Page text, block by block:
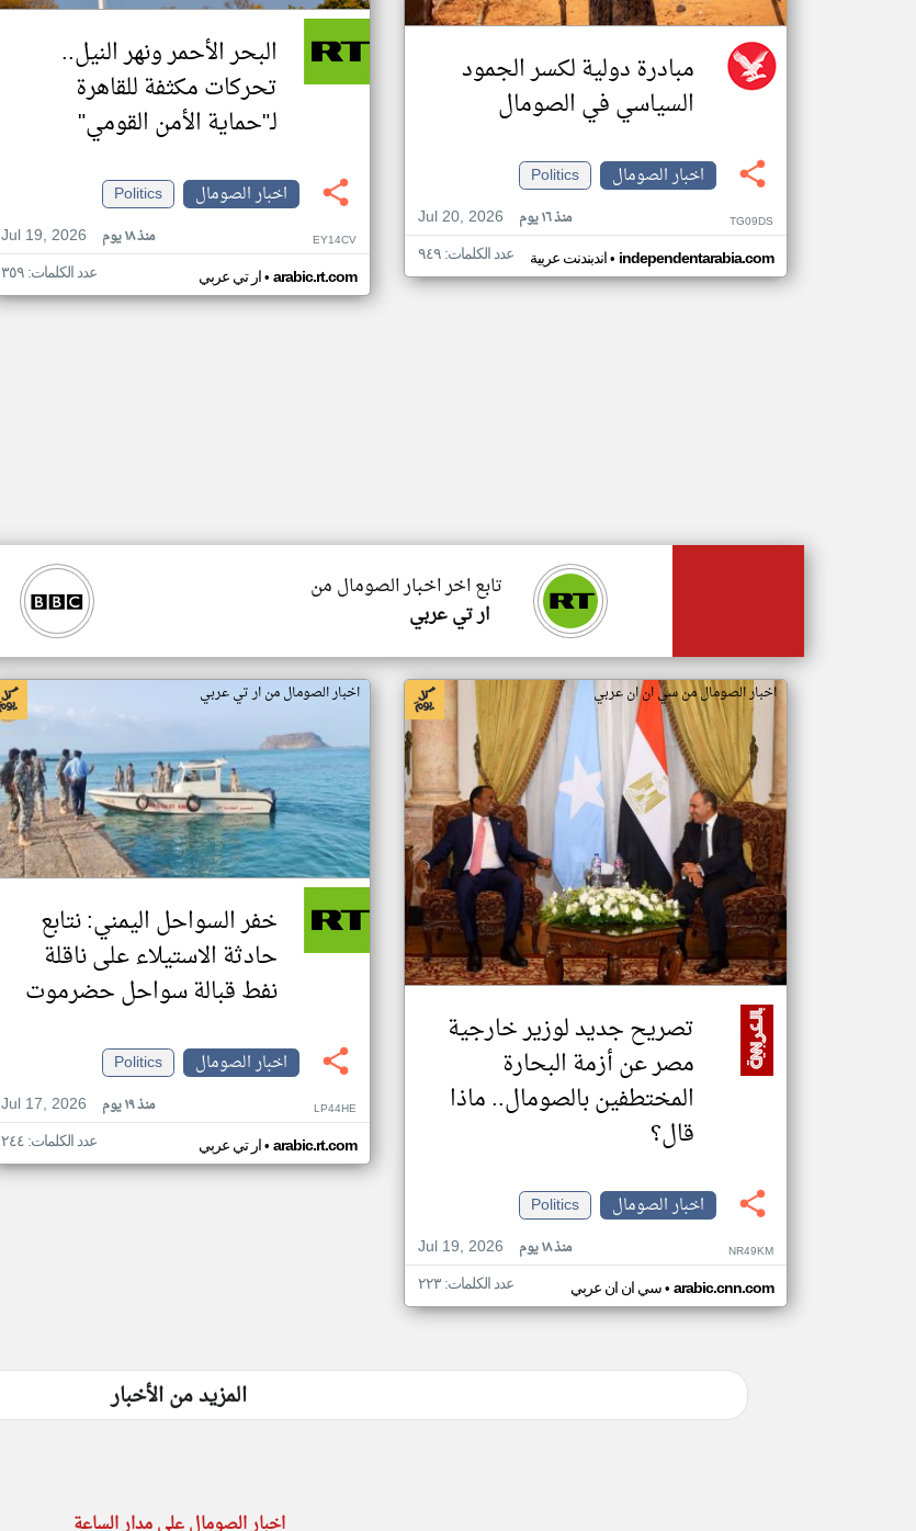
مبادرة دولية لكسر الجمود
السياسي في الصومال
اخبار الصومال
Politics
Jul 20, 2026
منذ ١٦ يوم TG09DS
اندبندنت عربية• independentarabia.com عدد الكلمات: ٩٤٩
البحر الأحمر ونهر النيل..
تحركات مكثفة للقاهرة
لـ"حماية الأمن القومي"
اخبار الصومال
Politics
Jul 19, 2026
منذ ١٨ يوم EY14CV
ار تي عربي• arabic.rt.com عدد الكلمات: ٣٥٩
تابع اخر اخبار الصومال من
ار تي عربي
اخبار الصومال من سي ان ان عربي
تصريح جديد لوزير خارجية
مصر عن أزمة البحارة
المختطفين بالصومال.. ماذا
قال؟
اخبار الصومال
Politics
Jul 19, 2026
منذ ١٨ يوم NR49KM
سي ان ان عربي• arabic.cnn.com عدد الكلمات: ٢٢٣
اخبار الصومال من ار تي عربي
خفر السواحل اليمني: نتابع
حادثة الاستيلاء على ناقلة
نفط قبالة سواحل حضرموت
اخبار الصومال
Politics
Jul 17, 2026
منذ ١٩ يوم LP44HE
ار تي عربي• arabic.rt.com عدد الكلمات: ٢٤٤
المزيد من الأخبار